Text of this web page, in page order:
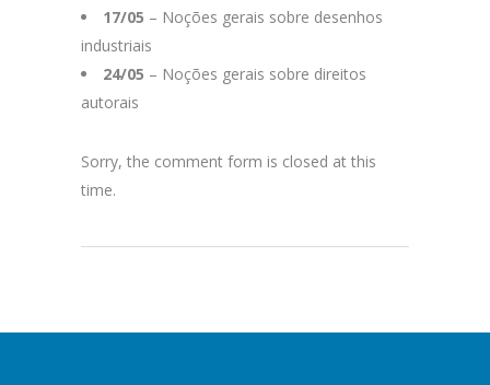
17/05 – Noções gerais sobre desenhos
industriais
24/05 – Noções gerais sobre direitos
autorais
Sorry, the comment form is closed at this
time.